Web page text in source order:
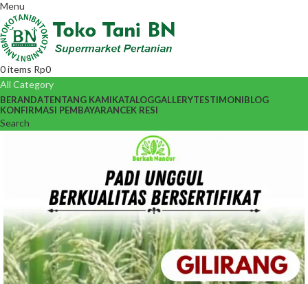
Menu
0items Rp0
All Category
BERANDATENTANG KAMIKATALOGGALLERYTESTIMONIBLOG
KONFIRMASI PEMBAYARANCEK RESI
Search